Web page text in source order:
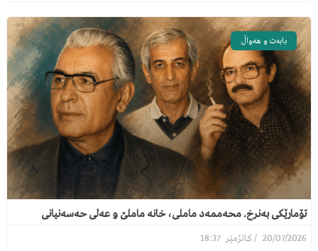
بابەت و هەواڵ
تۆمارێکی بەنرخ. محەممەد ماملی، خانە ماملێ و عەلی حەسەنیانی
20/07/2026
18:37